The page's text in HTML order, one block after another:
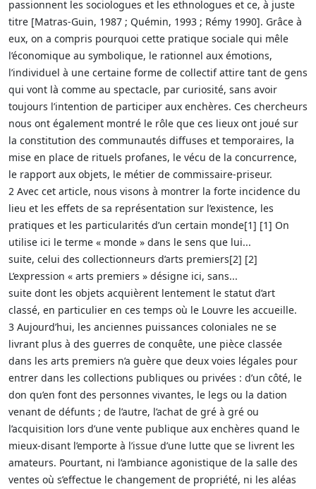
passionnent les sociologues et les ethnologues et ce, à juste
titre [Matras-Guin, 1987 ; Quémin, 1993 ; Rémy 1990]. Grâce à
eux, on a compris pourquoi cette pratique sociale qui mêle
l’économique au symbolique, le rationnel aux émotions,
l’individuel à une certaine forme de collectif attire tant de gens
qui vont là comme au spectacle, par curiosité, sans avoir
toujours l’intention de participer aux enchères. Ces chercheurs
nous ont également montré le rôle que ces lieux ont joué sur
la constitution des communautés diffuses et temporaires, la
mise en place de rituels profanes, le vécu de la concurrence,
le rapport aux objets, le métier de commissaire-priseur.
2 Avec cet article, nous visons à montrer la forte incidence du
lieu et les effets de sa représentation sur l’existence, les
pratiques et les particularités d’un certain monde[1] [1] On
utilise ici le terme « monde » dans le sens que lui...
suite, celui des collectionneurs d’arts premiers[2] [2]
L’expression « arts premiers » désigne ici, sans...
suite dont les objets acquièrent lentement le statut d’art
classé, en particulier en ces temps où le Louvre les accueille.
3 Aujourd’hui, les anciennes puissances coloniales ne se
livrant plus à des guerres de conquête, une pièce classée
dans les arts premiers n’a guère que deux voies légales pour
entrer dans les collections publiques ou privées : d’un côté, le
don qu’en font des personnes vivantes, le legs ou la dation
venant de défunts ; de l’autre, l’achat de gré à gré ou
l’acquisition lors d’une vente publique aux enchères quand le
mieux-disant l’emporte à l’issue d’une lutte que se livrent les
amateurs. Pourtant, ni l’ambiance agonistique de la salle des
ventes où s’effectue le changement de propriété, ni les aléas